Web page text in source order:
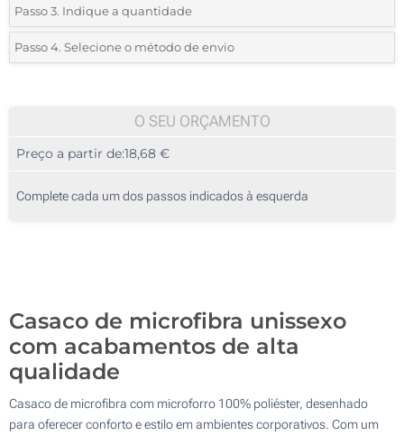
*Selecione o tipo de marcação e as cores do logotipo:
1 Cor (No peito)
Passo 3. Indique a quantidade
*Pedido mínimo 5 (total de pedido)
Calcular preço
Passo 4. Selecione o método de envio
O SEU ORÇAMENTO
Preço a partir de:18,68 €
Complete cada um dos passos indicados à esquerda
Casaco de microfibra unissexo
com acabamentos de alta
qualidade
Casaco de microfibra com microforro 100% poliéster, desenhado
para oferecer conforto e estilo em ambientes corporativos. Com um